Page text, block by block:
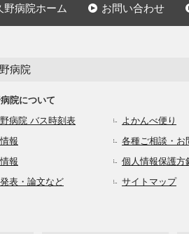
野病院ホーム お問い合わせ
病院
院について
病院 バス時刻表
よかんべ便り
報
各種ご相談・お
報
個人情報保護方
表・論文など
サイトマップ